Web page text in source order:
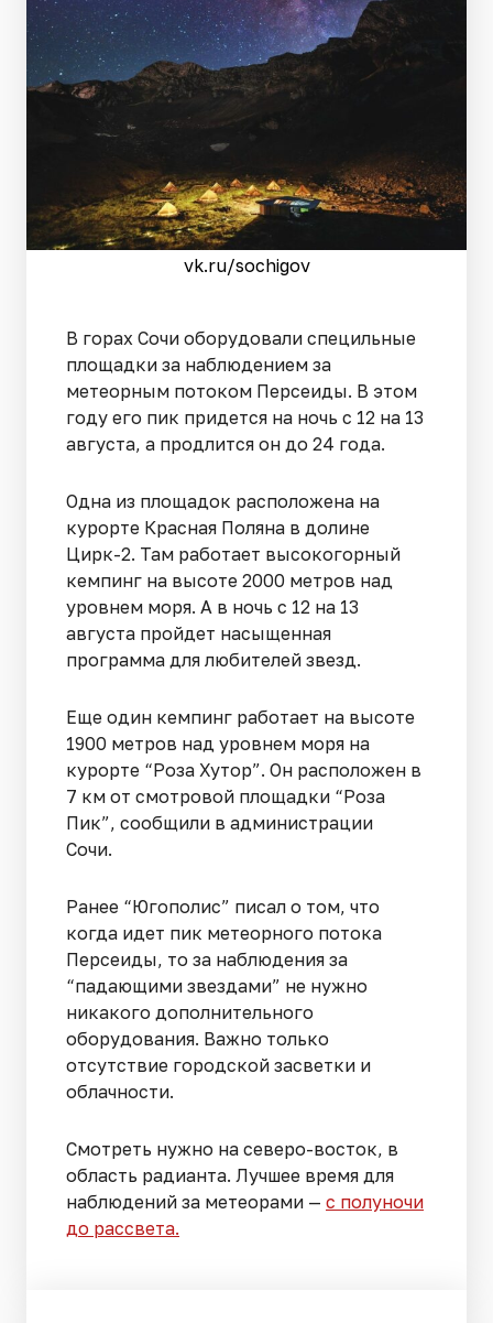
vk.ru/sochigov
В горах Сочи оборудовали специльные
площадки за наблюдением за
метеорным потоком Персеиды. В этом
году его пик придется на ночь с 12 на 13
августа, а продлится он до 24 года.
Одна из площадок расположена на
курорте Красная Поляна в долине
Цирк-2. Там работает высокогорный
кемпинг на высоте 2000 метров над
уровнем моря. А в ночь с 12 на 13
августа пройдет насыщенная
программа для любителей звезд.
Еще один кемпинг работает на высоте
1900 метров над уровнем моря на
курорте “Роза Хутор”. Он расположен в
7 км от смотровой площадки “Роза
Пик”, сообщили в администрации
Сочи.
Ранее “Югополис” писал о том, что
когда идет пик метеорного потока
Персеиды, то за наблюдения за
“падающими звездами” не нужно
никакого дополнительного
оборудования. Важно только
отсутствие городской засветки и
облачности.
Смотреть нужно на северо-восток, в
область радианта. Лучшее время для
наблюдений за метеорами — с полуночи
до рассвета.